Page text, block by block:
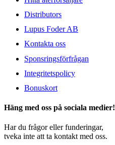
Distributors
Lupus Foder AB
Kontakta oss
Sponsringsförfrågan
Integritetspolicy
Bonuskort
Häng med oss på sociala medier!
Har du frågor eller funderingar,
tveka inte att ta kontakt med oss.